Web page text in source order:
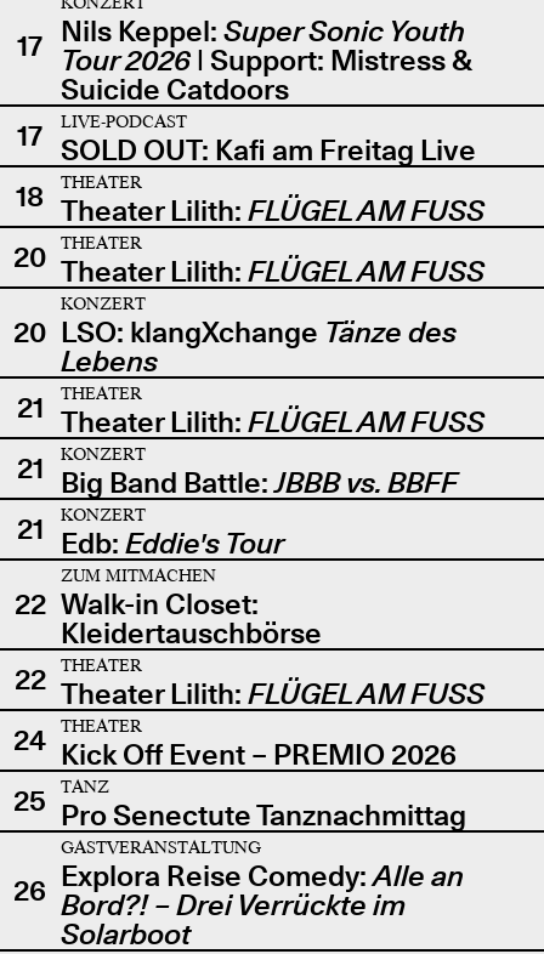
17 Nils Keppel: Super Sonic Youth
Tour 2026| Support: Mistress &
Suicide Catdoors
17
LIVE-PODCAST
SOLD OUT: Kafi am Freitag Live
18
THEATER
Theater Lilith: FLÜGEL AM FUSS
20
THEATER
Theater Lilith: FLÜGEL AM FUSS
20
KONZERT
LSO: klangXchange Tänze des
Lebens
21
THEATER
Theater Lilith: FLÜGEL AM FUSS
21
KONZERT
Big Band Battle:JBBB vs. BBFF
21
KONZERT
Edb: Eddie's Tour
22
ZUM MITMACHEN
Walk-in Closet:
Kleidertauschbörse
22
THEATER
Theater Lilith: FLÜGEL AM FUSS
24
THEATER
Kick Off Event – PREMIO 2026
25
TANZ
Pro Senectute Tanznachmittag
26
GASTVERANSTALTUNG
Explora Reise Comedy:Alle an
Bord?! – Drei Verrückte im
Solarboot